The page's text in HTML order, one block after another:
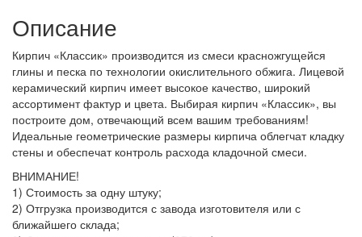
Описание
Кирпич «Классик» производится из смеси красножгущейся
глины и песка по технологии окислительного обжига. Лицевой
керамический кирпич имеет высокое качество, широкий
ассортимент фактур и цвета. Выбирая кирпич «Классик», вы
построите дом, отвечающий всем вашим требованиям!
Идеальные геометрические размеры кирпича облегчат кладку
стены и обеспечат контроль расхода кладочной смеси.
ВНИМАНИЕ!
1) Стоимость за одну штуку;
2) Отгрузка производится с завода изготовителя или с
ближайшего склада;